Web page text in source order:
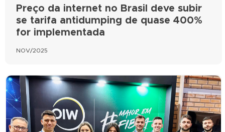
Preço da internet no Brasil deve subir
se tarifa antidumping de quase 400%
for implementada
NOV/2025